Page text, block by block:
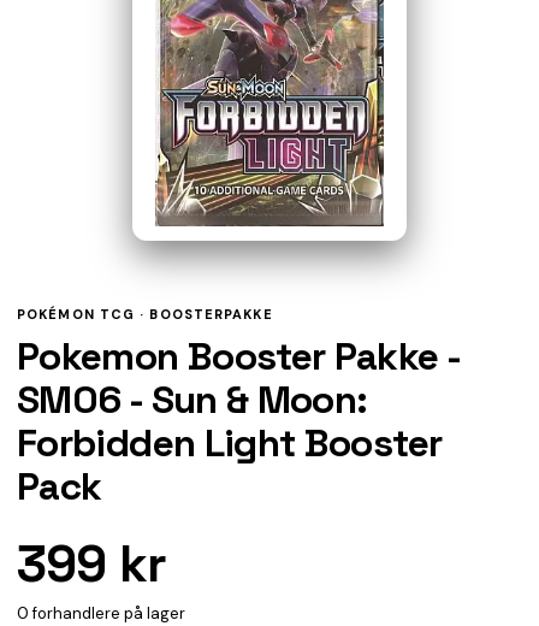
POKÉMON TCG · BOOSTERPAKKE
Pokemon Booster Pakke -
SM06 - Sun & Moon:
Forbidden Light Booster
Pack
399 kr
0 forhandlere på lager